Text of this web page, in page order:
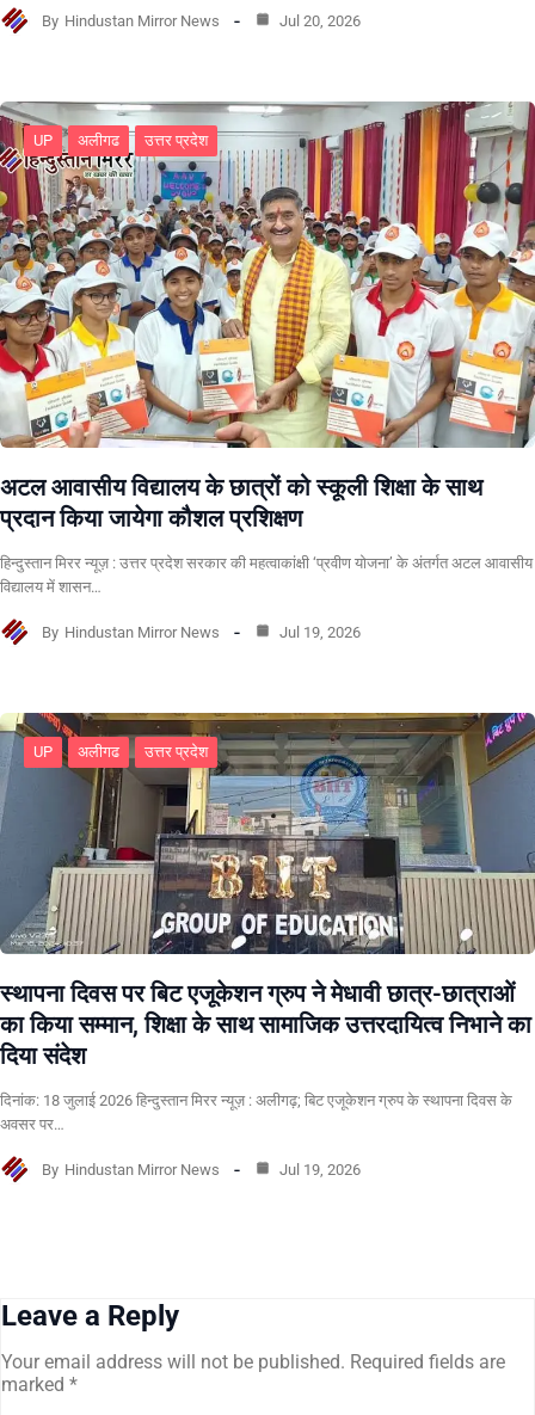
By Hindustan Mirror News Jul 20, 2026
UP अलीगढ उत्तर प्रदेश
अटल आवासीय विद्यालय के छात्रों को स्कूली शिक्षा के साथ
प्रदान किया जायेगा कौशल प्रशिक्षण
हिन्दुस्तान मिरर न्यूज़ : उत्तर प्रदेश सरकार की महत्वाकांक्षी ‘प्रवीण योजना’ के अंतर्गत अटल आवासीय
विद्यालय में शासन…
By Hindustan Mirror News Jul 19, 2026
UP अलीगढ उत्तर प्रदेश
स्थापना दिवस पर बिट एजूकेशन ग्रुप ने मेधावी छात्र-छात्राओं
का किया सम्मान, शिक्षा के साथ सामाजिक उत्तरदायित्व निभाने का
दिया संदेश
दिनांक: 18 जुलाई 2026 हिन्दुस्तान मिरर न्यूज़ : अलीगढ़; बिट एजूकेशन ग्रुप के स्थापना दिवस के
अवसर पर…
By Hindustan Mirror News Jul 19, 2026
Leave a Reply
Your email address will not be published. Required fields are
marked *